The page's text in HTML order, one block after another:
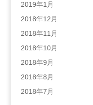
2019年1月
2018年12月
2018年11月
2018年10月
2018年9月
2018年8月
2018年7月